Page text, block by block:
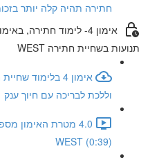
חתירה תהיה קלה יותר בזכות
אימון 4- לימוד חתירה,
תנועות בשחיית חתירה WEST
אימון 4 בלימוד
וללכת לבריכה עם חיוך ענק
WEST (0:39)